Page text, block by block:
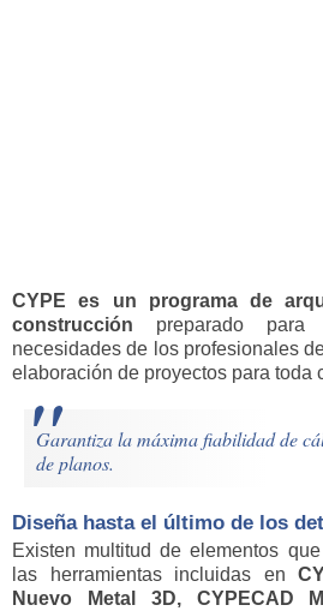
CYPE
es un programa de
construcción preparado para
necesidades de los profesionales
elaboración de proyectos para toda
Garantiza la máxima fiabilidad de
de planos.
Diseña hasta el último de los
Existen multitud de elementos
las herramientas incluidas en
Nuevo Metal 3D, CYPECAD